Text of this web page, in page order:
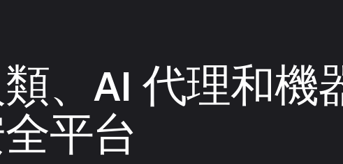
、AI 代理和機
平台